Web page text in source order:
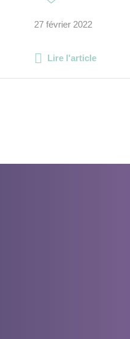
27 février 2022
Lire l'article